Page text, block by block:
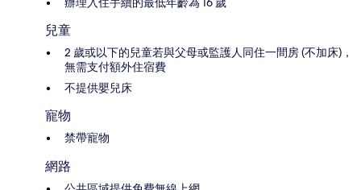
兒童
2 歲或以下的兒童若與父母或監護人同住一間房 (不加床)，
無需支付額外住宿費
不提供嬰兒床
寵物
禁帶寵物
網路